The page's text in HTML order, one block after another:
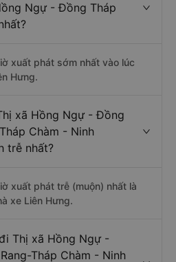
Ngự - Đồng Tháp
xuất phát sớm nhất vào lúc
Hưng.
xã Hồng Ngự - Đồng
Chàm - Ninh
trễ nhất?
xuất phát trễ (muộn) nhất là
xe Liên Hưng.
Thị xã Hồng Ngự -
Tháp Chàm - Ninh